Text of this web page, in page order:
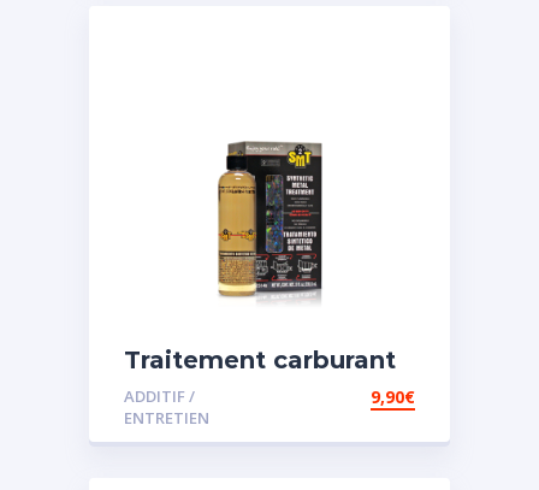
Traitement carburant
spécial essence
ADDITIF /
ENTRETIEN
9,90€